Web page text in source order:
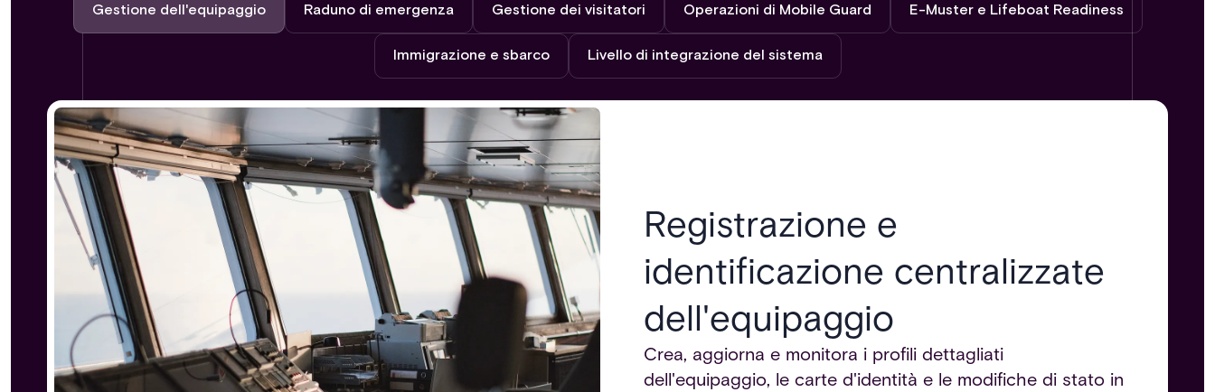
Gestione dell'equipaggio Raduno di emergenza Gestione dei visitatori Operazioni di Mobile Guard E-Muster e Lifeboat Readiness
Immigrazione e sbarco Livello di integrazione del sistema
Registrazione e
identificazione centralizzate
dell'equipaggio
Crea, aggiorna e monitora i profili dettagliati
dell'equipaggio, le carte d'identità e le modifiche di stato in